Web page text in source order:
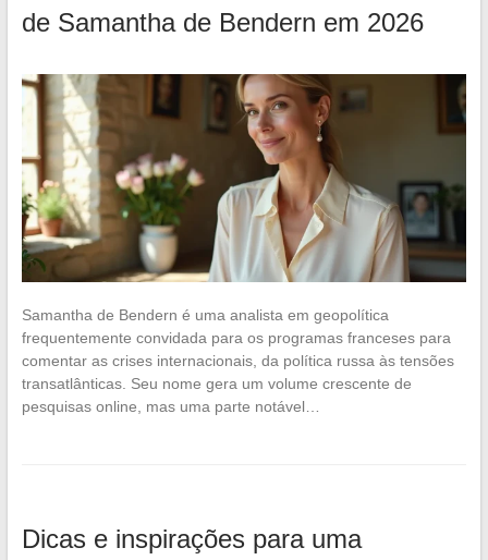
de Samantha de Bendern em 2026
Samantha de Bendern é uma analista em geopolítica
frequentemente convidada para os programas franceses para
comentar as crises internacionais, da política russa às tensões
transatlânticas. Seu nome gera um volume crescente de
pesquisas online, mas uma parte notável…
Dicas e inspirações para uma